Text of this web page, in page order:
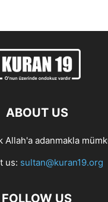
ABOUT US
Allah'a adanmakla
us: sultan@kuran19.org
FOLLOW US